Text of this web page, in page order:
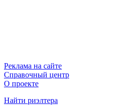
Реклама на сайте
Справочный центр
О проекте
Найти риэлтера